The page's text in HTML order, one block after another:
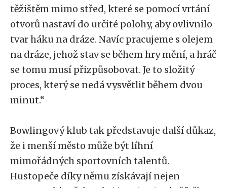
těžištěm mimo střed, které se pomocí vrtání
otvorů nastaví do určité polohy, aby ovlivnilo
tvar háku na dráze. Navíc pracujeme s olejem
na dráze, jehož stav se během hry mění, a hráč
se tomu musí přizpůsobovat. Je to složitý
proces, který se nedá vysvětlit během dvou
minut.“
Bowlingový klub tak představuje další důkaz,
že i menší město může být líhní
mimořádných sportovních talentů.
Hustopeče díky němu získávají nejen